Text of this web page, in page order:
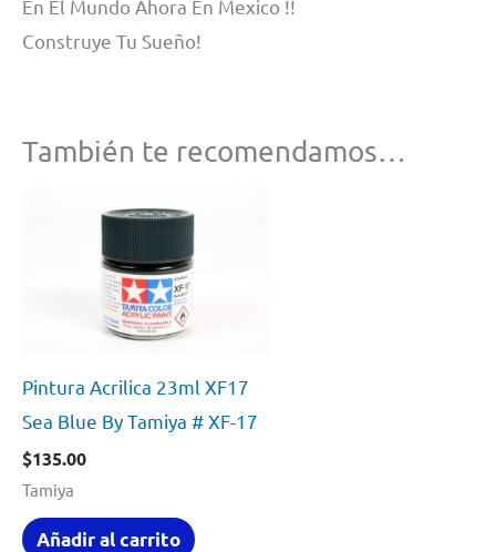
En El Mundo Ahora En Mexico !!
Construye Tu Sueño!
También te recomendamos…
Pintura Acrilica 23ml XF17
Sea Blue By Tamiya # XF-17
$135.00
Tamiya
Añadir al carrito